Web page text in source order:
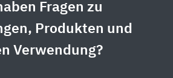
Fragen zu
Produkten und
Verwendung?